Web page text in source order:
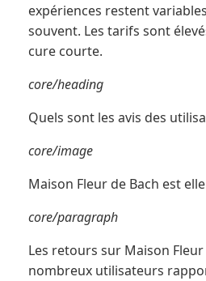
expériences restent
souvent. Les tarifs sont
cure courte.
core/heading
Quels sont les avis des
core/image
Maison Fleur de Bach est
core/paragraph
Les retours sur Maison
nombreux utilisateurs